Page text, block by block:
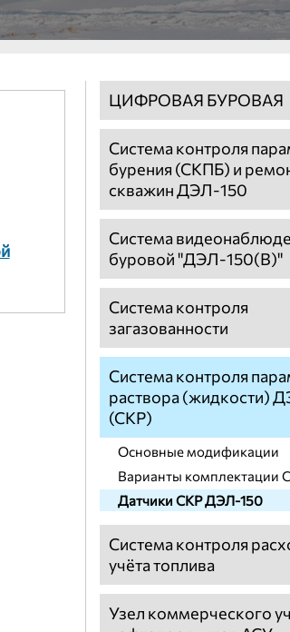
ЦИФРОВАЯ БУРОВАЯ
Система контроля
бурения (СКПБ) и
скважин ДЭЛ-150
Система
буровой "ДЭЛ-150(В)"
Система контроля
загазованности
Система контроля
раствора (жидкости)
(СКР)
Основные модификации
Варианты комплектации
Датчики СКР ДЭЛ-150
Система контроля
учёта топлива
Узел коммерческого